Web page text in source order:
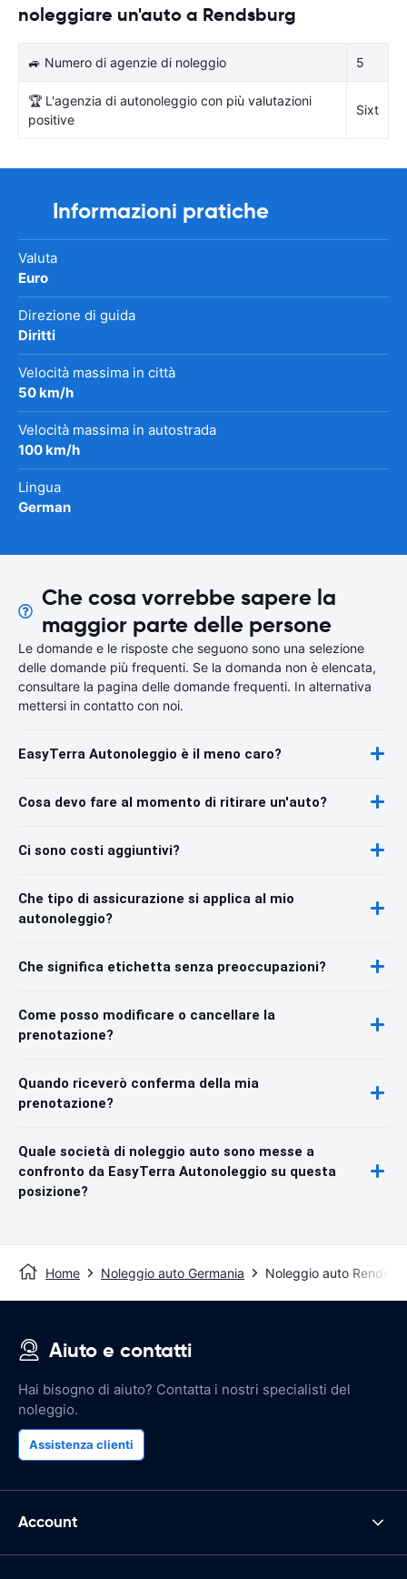
noleggiare un'auto a Rendsburg
🚙 Numero di agenzie di noleggio 5
🏆 L'agenzia di autonoleggio con più valutazioni
positive
Sixt
Informazioni pratiche
Valuta
Euro
Direzione di guida
Diritti
Velocità massima in città
50 km/h
Velocità massima in autostrada
100 km/h
Lingua
German
Che cosa vorrebbe sapere la
maggior parte delle persone
Le domande e le risposte che seguono sono una selezione
delle domande più frequenti. Se la domanda non è elencata,
consultare la pagina delle domande frequenti. In alternativa
mettersi in contatto con noi.
EasyTerra Autonoleggio è il meno caro?
Cosa devo fare al momento di ritirare un'auto?
Ci sono costi aggiuntivi?
Che tipo di assicurazione si applica al mio
autonoleggio?
Che significa etichetta senza preoccupazioni?
Come posso modificare o cancellare la
prenotazione?
Quando riceverò conferma della mia
prenotazione?
Quale società di noleggio auto sono messe a
confronto da EasyTerra Autonoleggio su questa
posizione?
Home Noleggio auto Germania Noleggio auto
Aiuto e contatti
Hai bisogno di aiuto? Contatta i nostri specialisti del
noleggio.
Assistenza clienti
Account